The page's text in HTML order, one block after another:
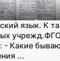
язык. К
- Какие
...